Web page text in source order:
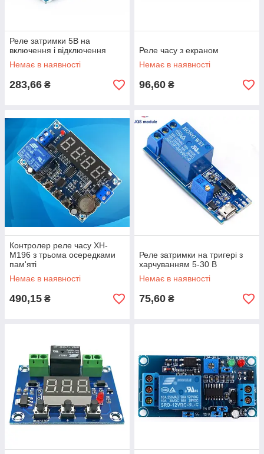
Реле затримки 5В на
включення і відключення
Немає в наявності
283,66 ₴
Реле часу з екраном
Немає в наявності
96,60 ₴
Контролер реле часу XH-
M196 з трьома осередками
пам'яті
Немає в наявності
490,15 ₴
Реле затримки на тригері з
харчуванням 5-30 В
Немає в наявності
75,60 ₴